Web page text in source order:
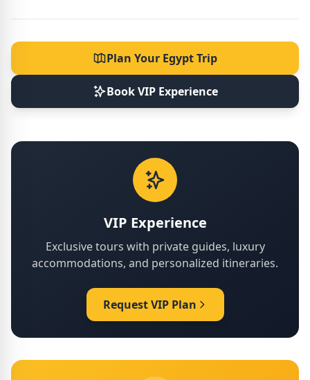
Plan Your Egypt Trip
Book VIP Experience
VIP Experience
Exclusive tours with private guides, luxury
accommodations, and personalized itineraries.
Request VIP Plan